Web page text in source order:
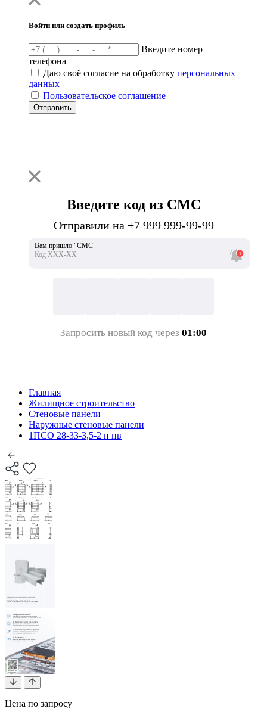
Войти или создать профиль
Введите номер
телефона
Даю своё согласие на обработку персональных
данных
Пользовательское соглашение
Отправить
Введите код из СМС
Отправили на +7 999 999-99-99
Вам пришло "СМС"
Код ХХХ-ХХ
Запросить новый код через 01:00
Главная
Жилищное строительство
Стеновые панели
Наружные стеновые панели
1ПСО 28-33-3,5-2 п пв
Цена по запросу